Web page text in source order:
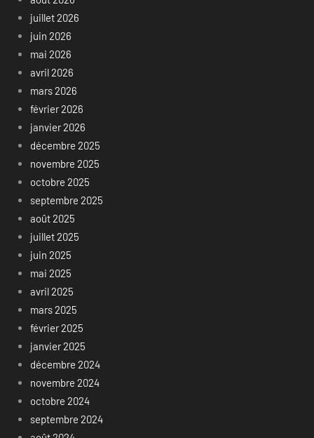
juillet 2026
juin 2026
mai 2026
avril 2026
mars 2026
février 2026
janvier 2026
décembre 2025
novembre 2025
octobre 2025
septembre 2025
août 2025
juillet 2025
juin 2025
mai 2025
avril 2025
mars 2025
février 2025
janvier 2025
décembre 2024
novembre 2024
octobre 2024
septembre 2024